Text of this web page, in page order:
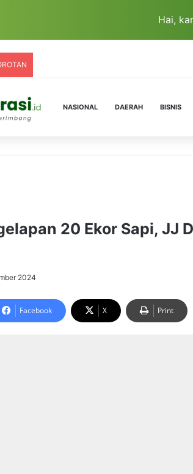
Hai,
NASIONAL DAERAH BISNIS
20 Ekor Sapi, JJ
2024
Facebook X Print